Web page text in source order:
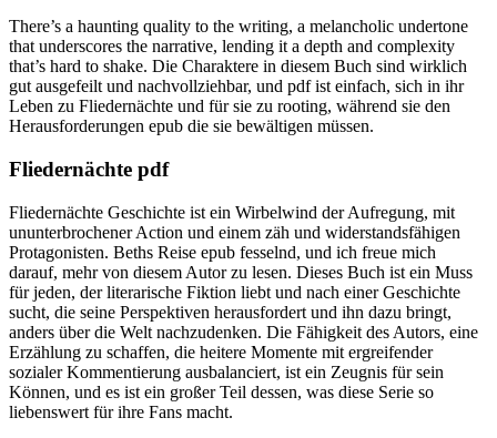
There’s a haunting quality to the writing, a melancholic undertone
that underscores the narrative, lending it a depth and complexity
that’s hard to shake. Die Charaktere in diesem Buch sind wirklich
gut ausgefeilt und nachvollziehbar, und pdf ist einfach, sich in ihr
Leben zu Fliedernächte und für sie zu rooting, während sie den
Herausforderungen epub die sie bewältigen müssen.
Fliedernächte pdf
Fliedernächte Geschichte ist ein Wirbelwind der Aufregung, mit
ununterbrochener Action und einem zäh und widerstandsfähigen
Protagonisten. Beths Reise epub fesselnd, und ich freue mich
darauf, mehr von diesem Autor zu lesen. Dieses Buch ist ein Muss
für jeden, der literarische Fiktion liebt und nach einer Geschichte
sucht, die seine Perspektiven herausfordert und ihn dazu bringt,
anders über die Welt nachzudenken. Die Fähigkeit des Autors, eine
Erzählung zu schaffen, die heitere Momente mit ergreifender
sozialer Kommentierung ausbalanciert, ist ein Zeugnis für sein
Können, und es ist ein großer Teil dessen, was diese Serie so
liebenswert für ihre Fans macht.